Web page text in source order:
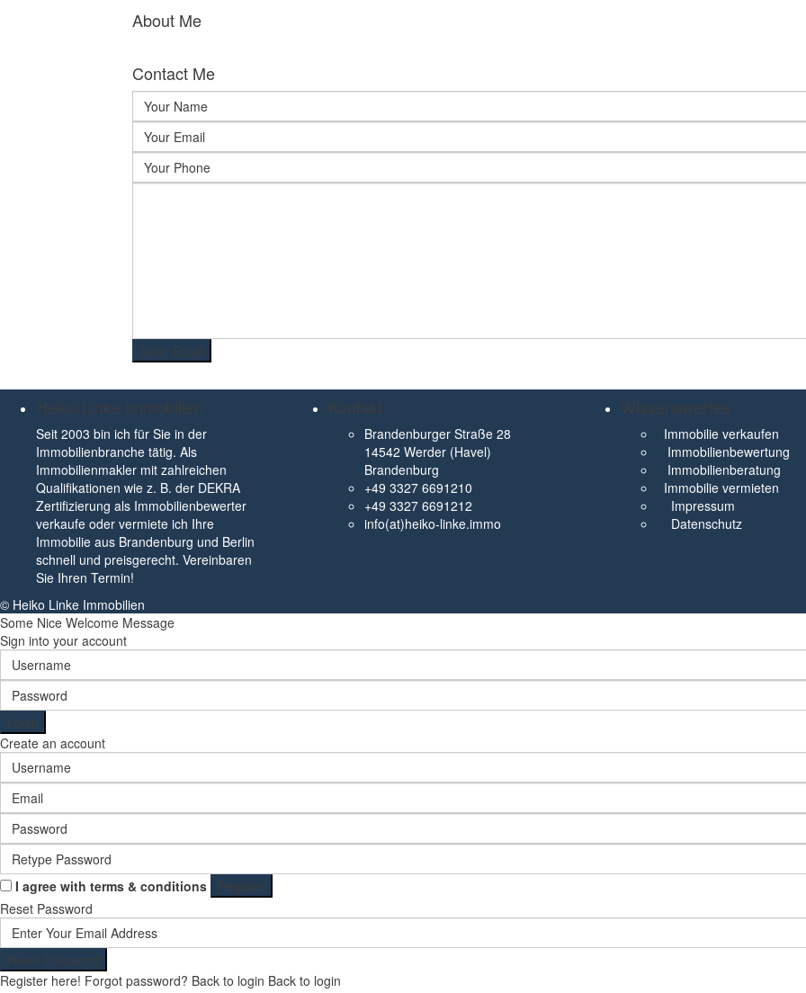
About Me
Contact Me
Heiko Linke Immobilien
Seit 2003 bin ich für Sie in der
Immobilienbranche tätig. Als
Immobilienmakler mit zahlreichen
Qualifikationen wie z. B. der DEKRA
Zertifizierung als Immobilienbewerter
verkaufe oder vermiete ich Ihre
Immobilie aus Brandenburg und Berlin
schnell und preisgerecht. Vereinbaren
Sie Ihren Termin!
Kontakt
Brandenburger Straße 28
14542 Werder (Havel)
Brandenburg
+49 3327 6691210
+49 3327 6691212
info(at)heiko-linke.immo
Wissenswertes
Immobilie verkaufen
Immobilienbewertung
Immobilienberatung
Immobilie vermieten
Impressum
Datenschutz
© Heiko Linke Immobilien
Some Nice Welcome Message
Sign into your account
Login
Create an account
I agree with terms & conditions
Register
Reset Password
Reset Password
Register here! Forgot password? Back to login Back to login